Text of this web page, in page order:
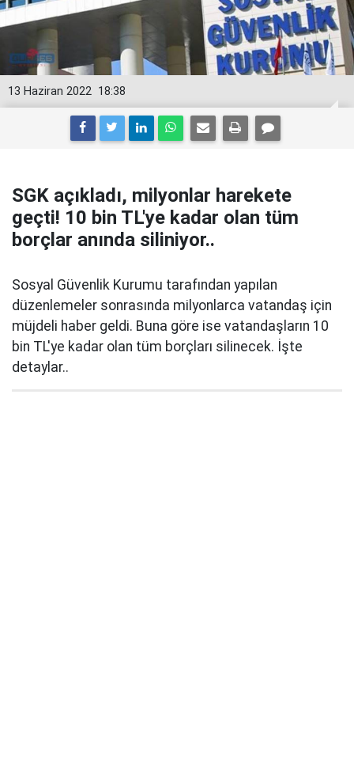
18:38
13 Haziran 2022
SGK açıkladı, milyonlar harekete
geçti! 10 bin TL'ye kadar olan tüm
borçlar anında siliniyor..
Sosyal Güvenlik Kurumu tarafından yapılan
düzenlemeler sonrasında milyonlarca vatandaş için
müjdeli haber geldi. Buna göre ise vatandaşların 10
bin TL'ye kadar olan tüm borçları silinecek. İşte
detaylar..